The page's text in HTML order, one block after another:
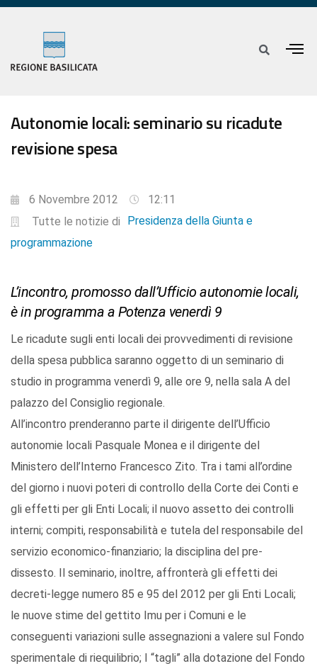
Autonomie locali: seminario su ricadute
revisione spesa
6 Novembre 2012
12:11
Tutte le notizie di
Presidenza della Giunta e
programmazione
L’incontro, promosso dall’Ufficio autonomie locali,
è in programma a Potenza venerdì 9
Le ricadute sugli enti locali dei provvedimenti di revisione
della spesa pubblica saranno oggetto di un seminario di
studio in programma venerdì 9, alle ore 9, nella sala A del
palazzo del Consiglio regionale.
All’incontro prenderanno parte il dirigente dell’Ufficio
autonomie locali Pasquale Monea e il dirigente del
Ministero dell’Interno Francesco Zito. Tra i tami all’ordine
del giorno i nuovi poteri di controllo della Corte dei Conti e
gli effetti per gli Enti Locali; il nuovo assetto dei controlli
interni; compiti, responsabilità e tutela del responsabile del
servizio economico-finanziario; la disciplina del pre-
dissesto. Il seminario, inoltre, affronterà gli effetti dei
decreti-legge numero 85 e 95 del 2012 per gli Enti Locali;
le nuove stime del gettito Imu per i Comuni e le
conseguenti variazioni sulle assegnazioni a valere sul Fondo
sperimentale di riequilibrio; I “tagli” alla dotazione del Fondo